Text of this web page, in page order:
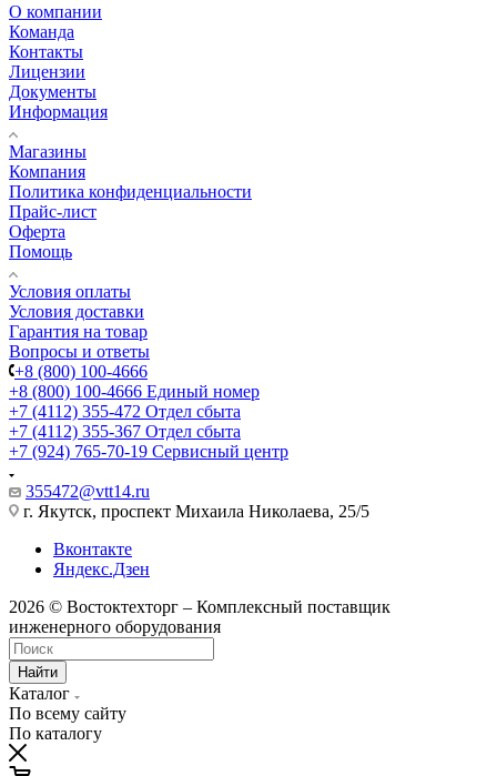
О компании
Команда
Контакты
Лицензии
Документы
Информация
Магазины
Компания
Политика конфиденциальности
Прайс-лист
Оферта
Помощь
Условия оплаты
Условия доставки
Гарантия на товар
Вопросы и ответы
+8 (800) 100-4666
+8 (800) 100-4666 Единый номер
+7 (4112) 355-472 Отдел сбыта
+7 (4112) 355-367 Отдел сбыта
+7 (924) 765-70-19 Сервисный центр
355472@vtt14.ru
г. Якутск, проспект Михаила Николаева, 25/5
Вконтакте
Яндекс.Дзен
2026 © Востоктехторг – Комплексный поставщик
инженерного оборудования
Найти
Каталог
По всему сайту
По каталогу